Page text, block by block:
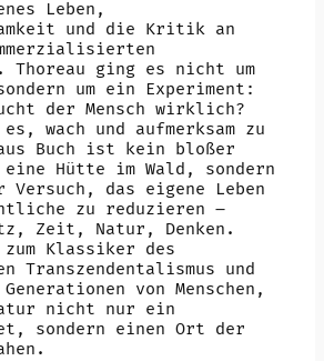
Leben,
und die Kritik an
Thoreau ging es nicht um
um ein Experiment:
der Mensch wirklich?
wach und aufmerksam zu
Buch ist kein bloßer
Hütte im Wald, sondern
das eigene Leben
zu reduzieren –
Zeit, Natur, Denken.
zum Klassiker des
Transzendentalismus und
von Menschen,
nicht nur ein
sondern einen Ort der